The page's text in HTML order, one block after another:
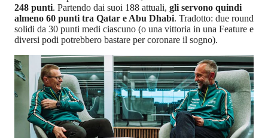
248 punti. Partendo dai suoi 188 attuali, gli servono quindi
almeno 60 punti tra Qatar e Abu Dhabi. Tradotto: due round
solidi da 30 punti medi ciascuno (o una vittoria in una Feature e
diversi podi potrebbero bastare per coronare il sogno).